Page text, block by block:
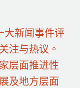
大新闻事件评
注与热议。
层面推进性
及地方层面